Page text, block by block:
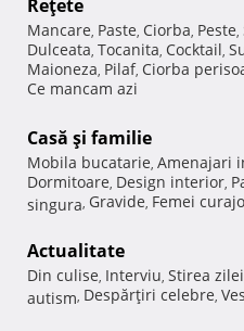
Reţete
Mancare, Paste, Ciorba, Peste,
Dulceata, Tocanita, Cocktail,
Maioneza, Pilaf, Ciorba
Ce mancam azi
Casă şi familie
Mobila bucatarie, Amenajari
Dormitoare, Design interior,
singura, Gravide, Femei
Actualitate
Din culise, Interviu, Stirea zilei
autism, Despărţiri celebre,